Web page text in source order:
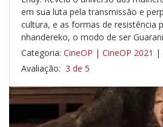
em sua luta pela transmissão e
cultura, e as formas de resistência
nhandereko, o modo de ser
Categoria: CineOP | CineOP 2021 |
Avaliação: 3 de 5